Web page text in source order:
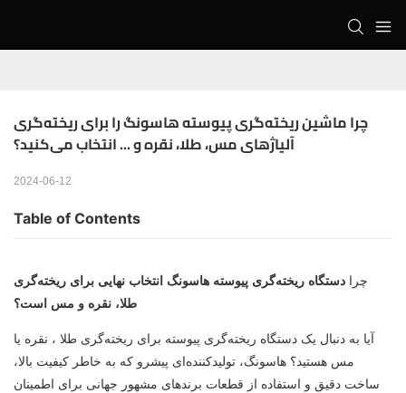
چرا ماشین ریخته‌گری پیوسته هاسونگ را برای ریخته‌گری
آلیاژهای مس، طلا، نقره و ... انتخاب می‌کنید؟
2024-06-12
Table of Contents
چرا دستگاه ریخته‌گری پیوسته هاسونگ انتخاب نهایی برای ریخته‌گری
طلا، نقره و مس است؟
آیا به دنبال یک دستگاه ریخته‌گری پیوسته برای ریخته‌گری طلا ، نقره یا
مس هستید؟ هاسونگ، تولیدکننده‌ای پیشرو که به خاطر کیفیت بالا،
ساخت دقیق و استفاده از قطعات برندهای مشهور جهانی برای اطمینان